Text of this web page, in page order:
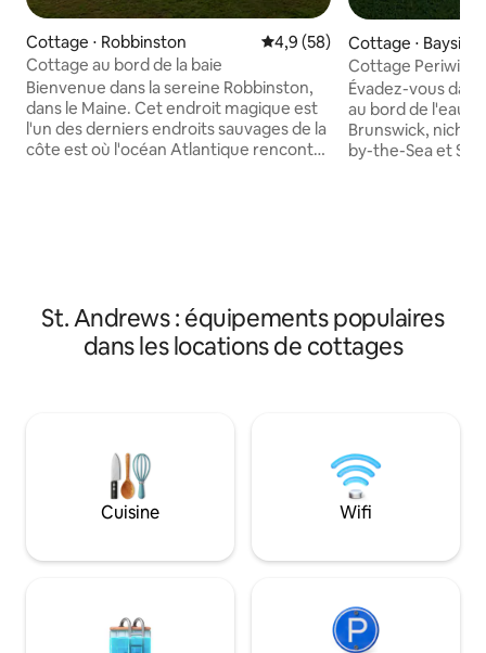
Cottage ⋅ Robbinston Évaluation moyenne sur la
4,9 (58)
Cottage au bord de la baie
Bienvenue dans la sereine Robbinston,
dans le Maine. Cet endroit magique est
l'un des derniers endroits sauvages de la
côte est où l'océan Atlantique rencontre
camp dans la cour arrière ou sur la plage
et perdez-vous dans les détails de la Voie
lactée qui s'étend au-dessus de vous ou
Cottage ⋅ Bayside
Cottage
Évadez-vous
au bord de l'eau à
Brunswick, niché
by-the-Sea et St.
sur la terrasse,
ou détendez-
camp après une
St. Andrews : équipements populaires
dans les locations de cottages
Cuisine Wifi